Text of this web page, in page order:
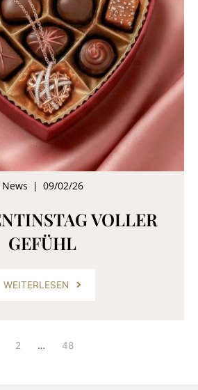
News | 09/02/26
VOLLER
GEFÜHL
WEITERLESEN
2 … 48